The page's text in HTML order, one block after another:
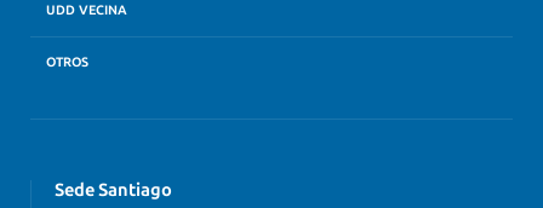
UDD VECINA
OTROS
Sede Santiago